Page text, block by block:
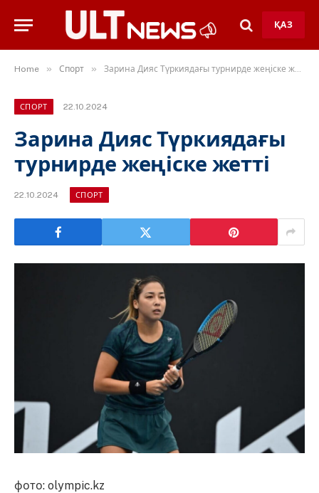
ҚАЗ
Home » Спорт » Зарина Дияс Түркиядағы турнирде жеңіске жетті
СПОРТ 22.10.2024
Зарина Дияс Түркиядағы
турнирде жеңіске жетті
22.10.2024 СПОРТ
фото: olympic.kz